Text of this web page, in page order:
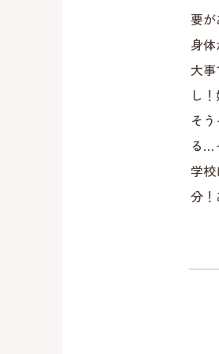
要
身
大
し
そ
る…
学
分！